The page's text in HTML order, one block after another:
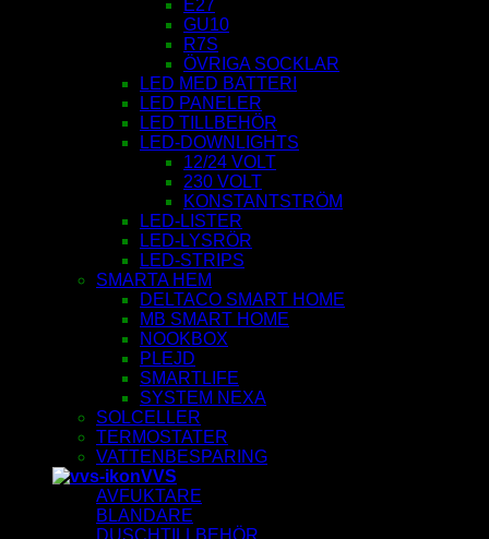
E27
GU10
R7S
ÖVRIGA SOCKLAR
LED MED BATTERI
LED PANELER
LED TILLBEHÖR
LED-DOWNLIGHTS
12/24 VOLT
230 VOLT
KONSTANTSTRÖM
LED-LISTER
LED-LYSRÖR
LED-STRIPS
SMARTA HEM
DELTACO SMART HOME
MB SMART HOME
NOOKBOX
PLEJD
SMARTLIFE
SYSTEM NEXA
SOLCELLER
TERMOSTATER
VATTENBESPARING
VVS
AVFUKTARE
BLANDARE